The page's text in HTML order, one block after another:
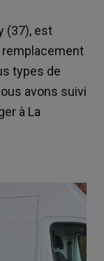
(37), est
remplacement
types de
avons suivi
à La